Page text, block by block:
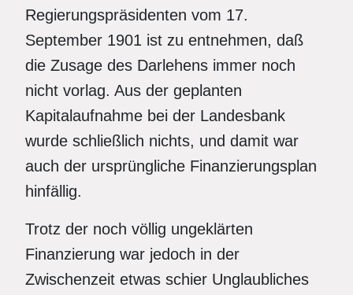
Regierungspräsidenten vom 17.
September 1901 ist zu entnehmen, daß
die Zusage des Darlehens immer noch
nicht vorlag. Aus der geplanten
Kapitalaufnahme bei der Landesbank
wurde schließlich nichts, und damit war
auch der ursprüngliche Finanzierungsplan
hinfällig.
Trotz der noch völlig ungeklärten
Finanzierung war jedoch in der
Zwischenzeit etwas schier Unglaubliches